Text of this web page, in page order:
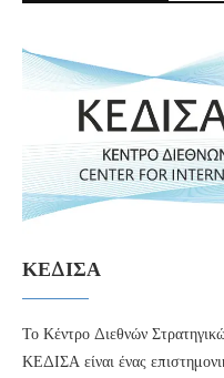
ΚΕΔΙΣΑ
Το Κέντρο Διεθνών
ΚΕΔΙΣΑ είναι ένας